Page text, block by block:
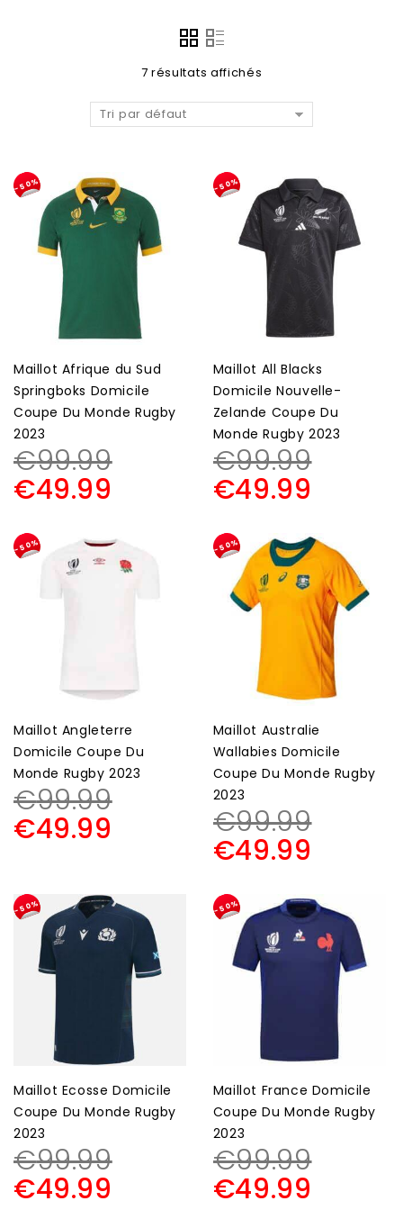
7 résultats affichés
Tri par défaut
-50%
Maillot Afrique du Sud
Springboks Domicile
Coupe Du Monde Rugby
2023
€99.99
€49.99
-50%
Maillot All Blacks
Domicile Nouvelle-
Zelande Coupe Du
Monde Rugby 2023
€99.99
€49.99
-50%
Maillot Angleterre
Domicile Coupe Du
Monde Rugby 2023
€99.99
€49.99
-50%
Maillot Australie
Wallabies Domicile
Coupe Du Monde Rugby
2023
€99.99
€49.99
-50%
Maillot Ecosse Domicile
Coupe Du Monde Rugby
2023
€99.99
€49.99
-50%
Maillot France Domicile
Coupe Du Monde Rugby
2023
€99.99
€49.99